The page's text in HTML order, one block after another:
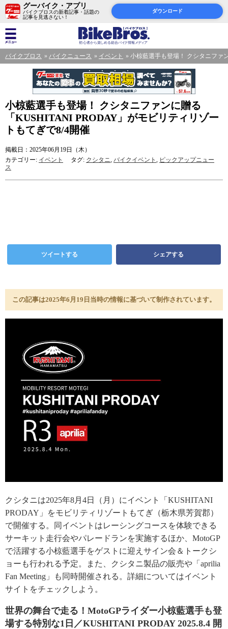
グーバイク・アプリ
バイクブロスの新着記事・話題の
記事を見逃さない！
ダウンロード
バイクブロス バイクニュース イベント 小椋藍選手も登場！ クシタニファ
小椋藍選手も登場！ クシタニファンに贈る
「KUSHITANI PRODAY」がモビリティリゾー
トもてぎで8/4開催
掲載日：2025年06月19日（木）
カテゴリー: イベント タグ: クシタニ, バイクイベント , ピックアップニュー
ス
ツイートする シェアする
この記事は2025年6月19日当時の情報に基づいて制作されています。
クシタニは2025年8月4日（月）にイベント「KUSHITANI
PRODAY」をモビリティリゾートもてぎ（栃木県芳賀郡）
で開催する。同イベントはレーシングコースを体験できる
サーキット走行会やパレードランを実施するほか、MotoGP
で活躍する小椋藍選手をゲストに迎えサイン会＆トークシ
ョーも行われる予定。また、クシタニ製品の販売や「aprilia
Fan Meeting」も同時開催される。詳細についてはイベント
サイトをチェックしよう。
世界の舞台で走る！MotoGPライダー小椋藍選手も登
場する特別な1日／KUSHITANI PRODAY 2025.8.4 開